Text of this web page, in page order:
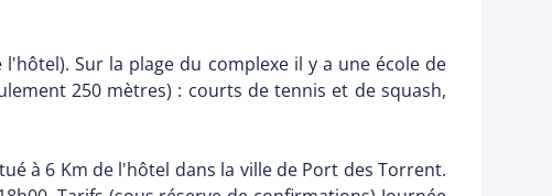
Sur la plage du complexe il y a une école de
250 mètres) : courts de tennis et de squash,
à 6 Km de l'hôtel dans la ville de Port des Torrent.